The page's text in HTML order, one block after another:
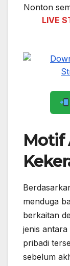
Nonton
LIVE
Motif
menduga
berkaitan
jenis
pribadi
sebelum